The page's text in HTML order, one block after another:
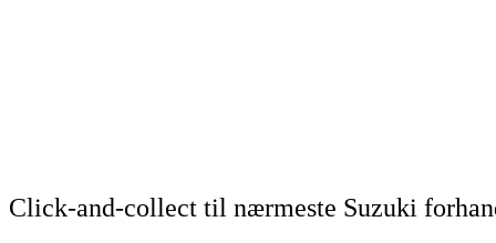
Click-and-collect til nærmeste Suzuki